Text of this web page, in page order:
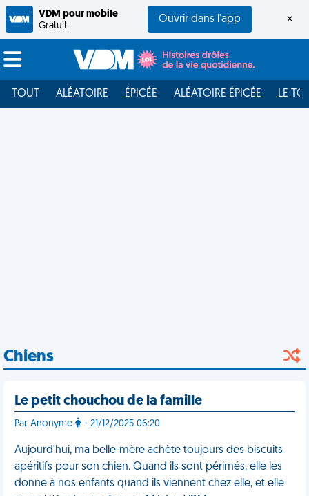
VDM pour mobile
Gratuit
Ouvrir dans l'app ×
TOUT ALÉATOIRE ÉPICÉE ALÉATOIRE ÉPICÉE LE
Chiens
Le petit chouchou de la famille
Par Anonyme - 21/12/2025 06:20
Aujourd'hui, ma belle-mère achète toujours des biscuits
apéritifs pour son chien. Quand ils sont périmés, elle les
donne à nos enfants quand ils viennent chez elle, et elle